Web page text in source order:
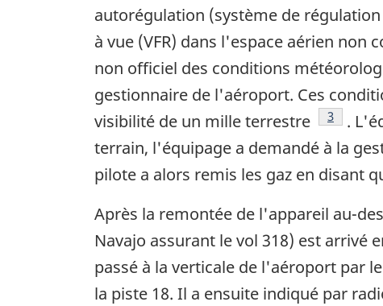
autorégulation (système de
à vue (VFR) dans l'espace aérien
non officiel des conditions
gestionnaire de l'aéroport. Ces
visibilité de un mille terrestre
Note de
3
.
terrain, l'équipage a demandé à la
pilote a alors remis les gaz en disant
Après la remontée de l'appareil au-
Navajo assurant le vol 318) est arrivé
passé à la verticale de l'aéroport par
la piste 18. Il a ensuite indiqué par